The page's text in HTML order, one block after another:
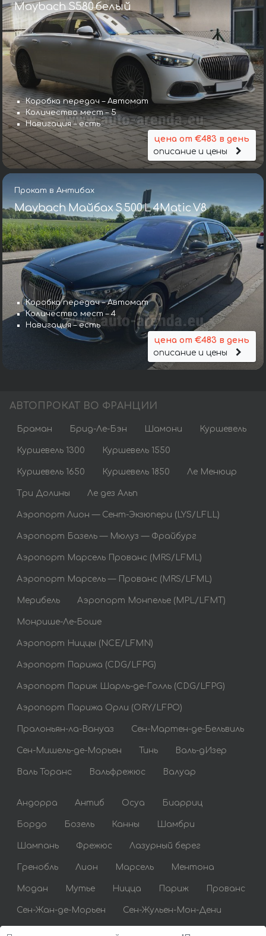
Maybach S580 белый
Коробка передач – Автомат
Количество мест – 5
Навигация – есть
цена от €483 в день
описание и цены
Прокат в Антибах
Maybach Майбах S 500 L 4Matic V8
Коробка передач – Автомат
Количество мест – 4
Навигация – есть
цена от €483 в день
описание и цены
АВТОПРОКАТ ВО ФРАНЦИИ
Браман Брид-Ле-Бэн Шамони Куршевель
Куршевель 1300 Куршевель 1550
Куршевель 1650 Куршевель 1850 Ле Менюир
Три Долины Ле дез Альп
Аэропорт Лион — Сент-Экзюпери (LYS/LFLL)
Аэропорт Базель — Мюлуз — Фрайбург
Аэропорт Марсель Прованс (MRS/LFML)
Аэропорт Марсель — Прованс (MRS/LFML)
Мерибель Аэропорт Монпелье (MPL/LFMT)
Монрише-Ле-Боше
Аэропорт Ниццы (NCE/LFMN)
Аэропорт Парижа (CDG/LFPG)
Аэропорт Париж Шарль-де-Голль (CDG/LFPG)
Аэропорт Парижа Орли (ORY/LFPO)
Пралоньян-ла-Вануаз Сен-Мартен-де-Бельвиль
Сен-Мишель-де-Морьен Тинь Валь-дИзер
Валь Торанс Вальфрежюс Валуар
Андорра Антиб Осуа Биарриц
Бордо Бозель Канны Шамбри
Шампань Фрежюс Лазурный берег
Гренобль Лион Марсель Ментона
Модан Мутье Ницца Париж Прованс
Сен-Жан-де-Морьен Сен-Жульен-Мон-Дени